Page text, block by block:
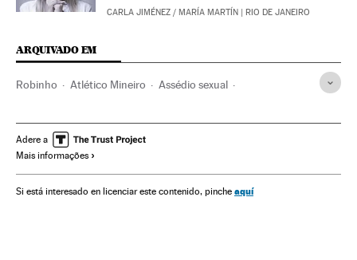
CARLA JIMÉNEZ / MARÍA MARTÍN | RIO DE JANEIRO
ARQUIVADO EM
Robinho Atlético Mineiro Assédio sexual
Machismo Agressões sexuais
Violencia sexual
Times esportes Brasil América do Sul Crimes sexuais
Adere a
Mais informações
Si está interesado en licenciar este contenido, pinche aquí